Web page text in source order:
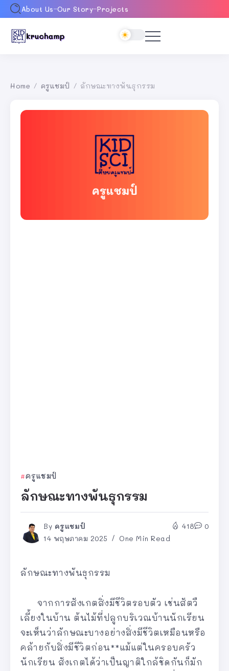
About Us Our Story Projects
Home / ครูแชมป์ / ลักษณะทางพันธุกรรม
ครูแชมป์
ลักษณะทางพันธุกรรม
By ครูแชมป์
14 พฤษภาคม 2025
One Min Read
418 0
ลักษณะทางพันธุกรรม
จากการสังเกตสิ่งมีชีวิตรอบตัว เช่นสัตวื
เลี้ยงในบ้าน ต้นไม้ที่ปลูกบริเวณบ้านนักเรียน
จะเห็นว่าลักษณะบางอย่างสิ่งมีชีวิตเหมือนหรือ
คล้ายกับสิ่งมีชีวิตก่อน**แม้แต่ในครอบครัว
นักเรียน สังเกตได้ว่าเป็นญาติใกล้ชิดกันก็มัก